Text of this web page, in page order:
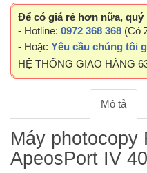
Để có giá rẻ hơn nữa, quý
- Hotline: 0972 368 368 (Có
- Hoặc Yêu cầu chúng tôi
HỆ THỐNG GIAO HÀNG
Mô tả
Máy photocopy
ApeosPort IV